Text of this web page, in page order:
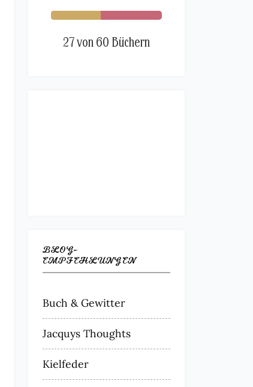
27 von 60 Büchern
BLOG-
EMPFEHLUNGEN
Buch & Gewitter
Jacquys Thoughts
Kielfeder